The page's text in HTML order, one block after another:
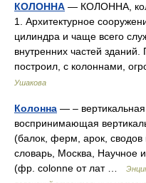
КОЛОННА — КОЛОННА,
1. Архитектурное
цилиндра и чаще всего
внутренних частей
построил, с колоннами,
Ушакова
Колонна — –
воспринимающая
(балок, ферм, арок, сводов
словарь, Москва, Научное
(фр. colonne от лат …